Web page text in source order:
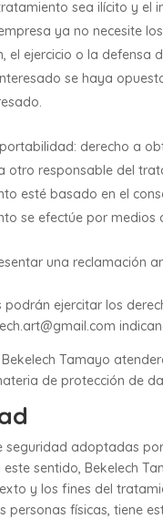
sea ilícito y el
ya no necesite
el ejercicio o la defensa
se haya
derecho a
otro responsable del
esté basado en el
se efectúe por medios
una reclamación
podrán ejercitar los
Tamayo
de protección de
seguridad adoptadas
este sentido, Bekelech
y los fines del
personas físicas, tiene